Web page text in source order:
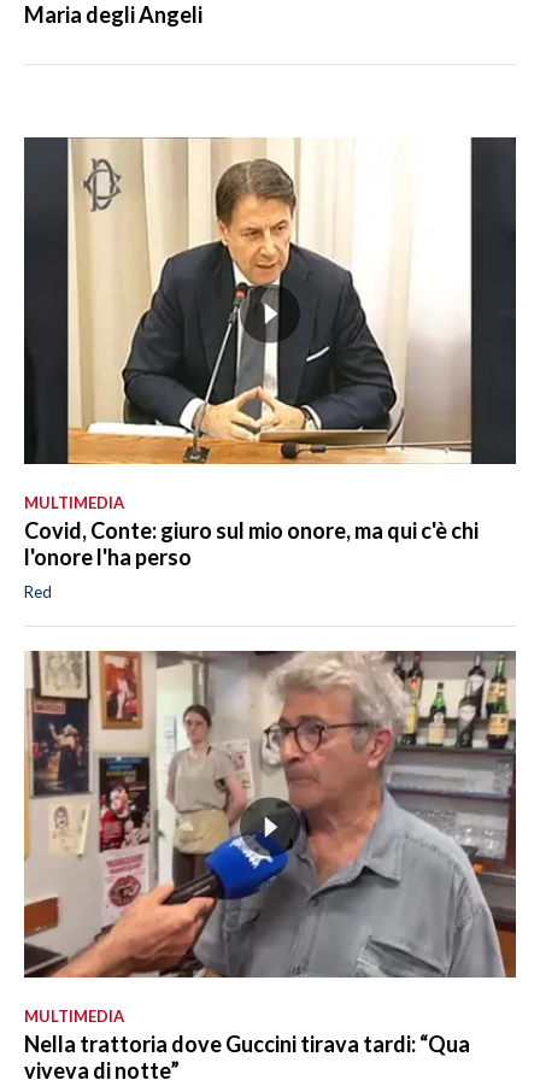
Maria degli Angeli
MULTIMEDIA
Covid, Conte: giuro sul mio onore, ma qui c'è chi
l'onore l'ha perso
Red
MULTIMEDIA
Nella trattoria dove Guccini tirava tardi: “Qua
viveva di notte”